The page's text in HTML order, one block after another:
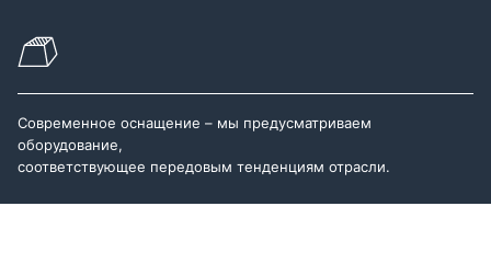
Современное оснащение – мы предусматриваем
оборудование,
соответствующее передовым тенденциям отрасли.